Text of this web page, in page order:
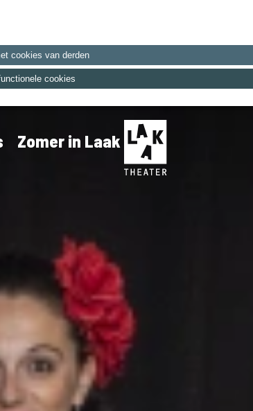
cookies van derden
cookies
Zomer in Laak